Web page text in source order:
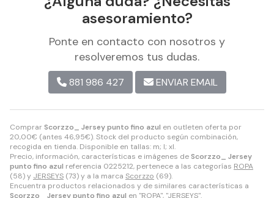
ComprarScorzzo_ Jersey punto fino azul en outleten oferta por
20,00€ (antes 46,95€). Stock del producto según combinación,
recogida en tienda. Disponible en tallas: m; l; xl.
Precio, información, características e imágenes deScorzzo_ Jersey
punto fino azul referencia 0225212, pertenece a las categorías ROPA
(58) y JERSEYS (73) y a la marca Scorzzo (69).
Encuentra productos relacionados y de similares características a
Scorzzo_ Jersey punto fino azul en "ROPA", "JERSEYS".
asesoramiento?
Ponte en contacto con nosotros y
resolveremos tus dudas.
881 986 427 ENVIAR EMAIL